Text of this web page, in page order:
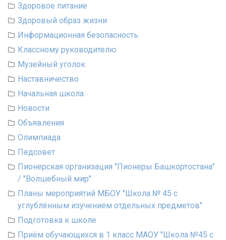
Здоровое питание
Здоровый образ жизни
Информационная безопасность
Классному руководителю
Музейный уголок
Наставничество
Начальная школа
Новости
Объявления
Олимпиада
Педсовет
Пионерская организация "Пионеры Башкортостана"
/ "Волшебный мир"
Планы мероприятий МБОУ "Школа № 45 с
углублённым изучением отдельных предметов"
Подготовка к школе
Приём обучающихся в 1 класс МАОУ "Школа №45 с